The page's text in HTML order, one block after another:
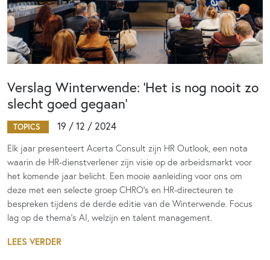
Verslag Winterwende: ‘Het is nog nooit zo
slecht goed gegaan’
TOPICS 19 / 12 / 2024
Elk jaar presenteert Acerta Consult zijn HR Outlook, een nota
waarin de HR-dienstverlener zijn visie op de arbeidsmarkt voor
het komende jaar belicht. Een mooie aanleiding voor ons om
deze met een selecte groep CHRO’s en HR-directeuren te
bespreken tijdens de derde editie van de Winterwende. Focus
lag op de thema’s AI, welzijn en talent management.
LEES VERDER